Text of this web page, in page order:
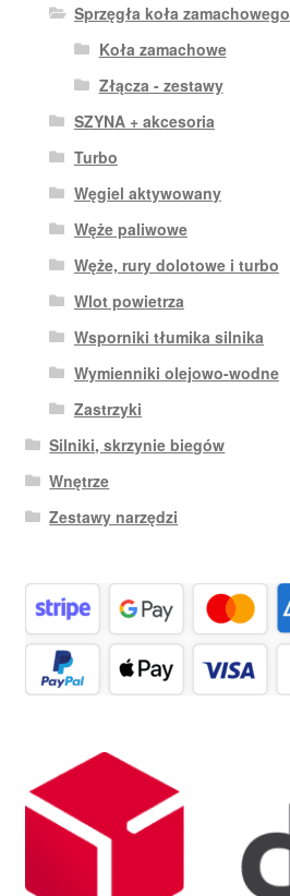
Sprzęgła koła zamachowego
Koła zamachowe
Złącza - zestawy
SZYNA + akcesoria
Turbo
Węgiel aktywowany
Węże paliwowe
Węże, rury dolotowe i turbo
Wlot powietrza
Wsporniki tłumika silnika
Wymienniki olejowo-wodne
Zastrzyki
Silniki, skrzynie biegów
Wnętrze
Zestawy narzędzi